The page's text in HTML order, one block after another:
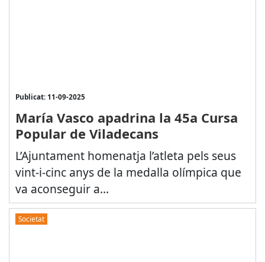
Publicat: 11-09-2025
María Vasco apadrina la 45a Cursa
Popular de Viladecans
L’Ajuntament homenatja l’atleta pels seus
vint-i-cinc anys de la medalla olímpica que
va aconseguir a...
Societat